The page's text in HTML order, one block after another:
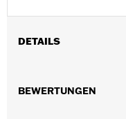
DETAILS
Glide® Standard und
BEWERTUNGEN